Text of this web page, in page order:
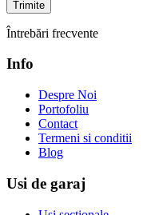
Întrebări frecvente
Info
Despre Noi
Portofoliu
Contact
Termeni si conditii
Blog
Usi de garaj